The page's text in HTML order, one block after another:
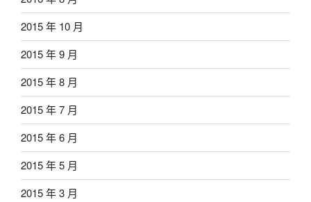
2015 年 10 月
2015 年 9 月
2015 年 8 月
2015 年 7 月
2015 年 6 月
2015 年 5 月
2015 年 3 月